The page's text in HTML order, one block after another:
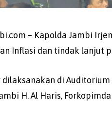
– Kapolda Jambi
Inflasi dan tindak lanjut
dilaksanakan di
H. Al Haris,